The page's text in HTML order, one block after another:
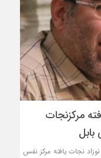
مرکزنجات
نجات یافته مرکز نفس